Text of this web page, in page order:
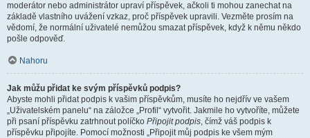
moderátor nebo administrátor upraví příspěvek, ačkoli ti mohou zanechat na
základě vlastního uvážení vzkaz, proč příspěvek upravili. Vezměte prosím na
vědomí, že normální uživatelé nemůžou smazat příspěvek, když k němu někdo
pošle odpověď.
Nahoru
Jak můžu přidat ke svým příspěvků podpis?
Abyste mohli přidat podpis k vašim příspěvkům, musíte ho nejdřív ve vašem
„Uživatelském panelu“ na záložce „Profil“ vytvořit. Jakmile ho vytvoříte, můžete
při psaní příspěvku zatrhnout políčko Připojit podpis, čímž váš podpis k
příspěvku připojíte. Pomocí možnosti „Připojit můj podpis ke všem mým